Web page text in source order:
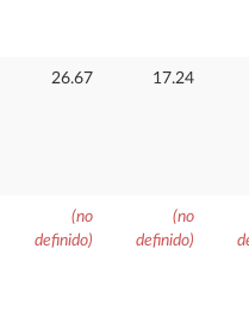
26.67 17.24
(no
definido)
(no
definido)